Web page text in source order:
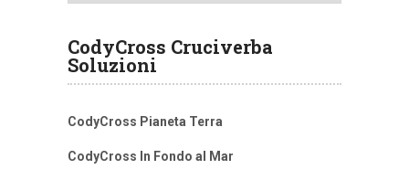
CodyCross Cruciverba
Soluzioni
CodyCross Pianeta Terra
CodyCross In Fondo al Mar